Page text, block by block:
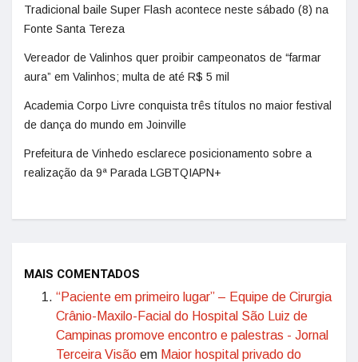
Tradicional baile Super Flash acontece neste sábado (8) na
Fonte Santa Tereza
Vereador de Valinhos quer proibir campeonatos de “farmar
aura” em Valinhos; multa de até R$ 5 mil
Academia Corpo Livre conquista três títulos no maior festival
de dança do mundo em Joinville
Prefeitura de Vinhedo esclarece posicionamento sobre a
realização da 9ª Parada LGBTQIAPN+
MAIS COMENTADOS
“Paciente em primeiro lugar” – Equipe de Cirurgia
Crânio-Maxilo-Facial do Hospital São Luiz de
Campinas promove encontro e palestras - Jornal
Terceira Visão em Maior hospital privado do